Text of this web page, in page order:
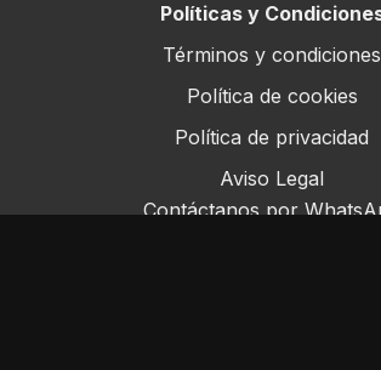
Políticas y
Términos y condiciones
Política de cookies
Política de privacidad
Aviso Legal
Contáctanos por